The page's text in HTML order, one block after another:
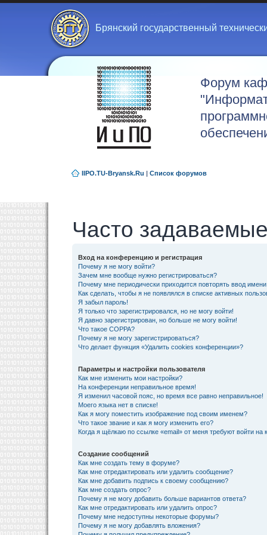
Брянский государственный
Форум
IIPO.TU-Bryansk.Ru | Список форумов
Часто
Вход на конференцию и регистрация
Почему я не могу войти?
Зачем мне вообще нужно регистрироваться?
Почему мне периодически приходится повторять ввод
Как сделать, чтобы я не появлялся в списке активных
Я забыл пароль!
Я только что зарегистрировался, но не могу войти!
Я давно зарегистрирован, но больше не могу войти!
Что такое COPPA?
Почему я не могу зарегистрироваться?
Что делает функция «Удалить cookies конференции»?
Параметры и настройки пользователя
Как мне изменить мои настройки?
На конференции неправильное время!
Я изменил часовой пояс, но время все равно неправильное!
Моего языка нет в списке!
Как я могу поместить изображение под своим именем?
Что такое звание и как я могу изменить его?
Когда я щёлкаю по ссылке «email» от меня требуют войти на
Создание сообщений
Как мне создать тему в форуме?
Как мне отредактировать или удалить сообщение?
Как мне добавить подпись к своему сообщению?
Как мне создать опрос?
Почему я не могу добавить больше вариантов ответа?
Как мне отредактировать или удалить опрос?
Почему мне недоступны некоторые форумы?
Почему я не могу добавлять вложения?